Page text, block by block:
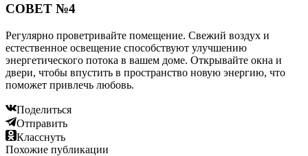
СОВЕТ №4
Регулярно проветривайте помещение. Свежий воздух и
естественное освещение способствуют улучшению
энергетического потока в вашем доме. Открывайте окна и
двери, чтобы впустить в пространство новую энергию, что
поможет привлечь любовь.
Поделиться
Отправить
Класснуть
Похожие публикации